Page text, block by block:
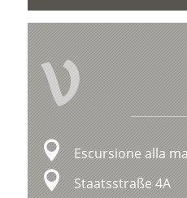
V
Escursione alla
Staatsstraße 4A